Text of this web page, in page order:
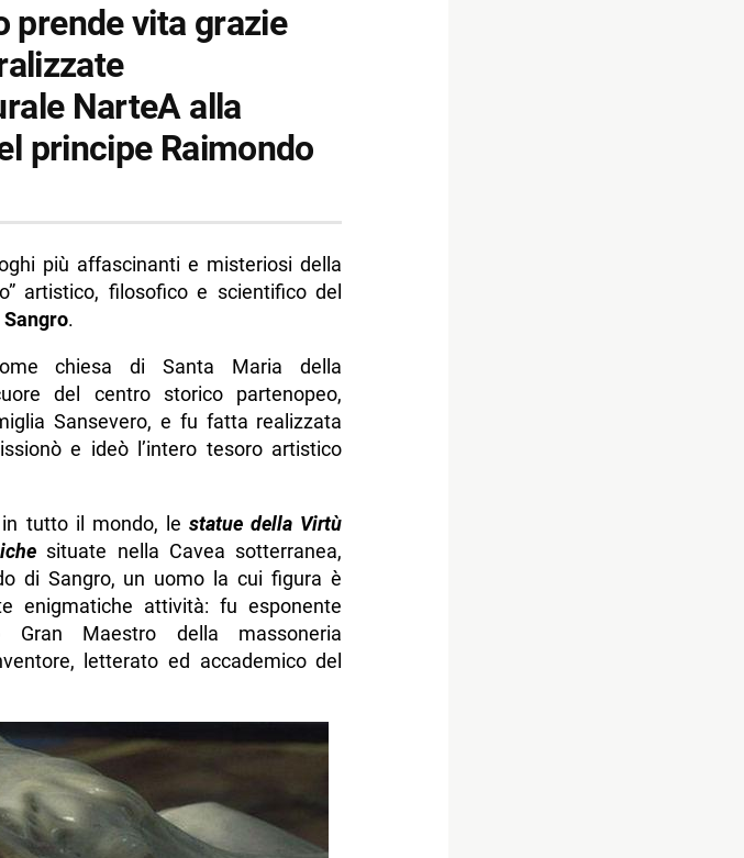
prende vita grazie
NarteA alla
principe Raimondo
più affascinanti e misteriosi della
artistico, filosofico e scientifico del
.
chiesa di Santa Maria della
del centro storico partenopeo,
Sansevero, e fu fatta realizzata
e ideò l’intero tesoro artistico
in tutto il mondo, lestatue della Virtù
situate nella Cavea sotterranea,
di Sangro, un uomo la cui figura è
enigmatiche attività: fu esponente
Gran Maestro della massoneria
letterato ed accademico del